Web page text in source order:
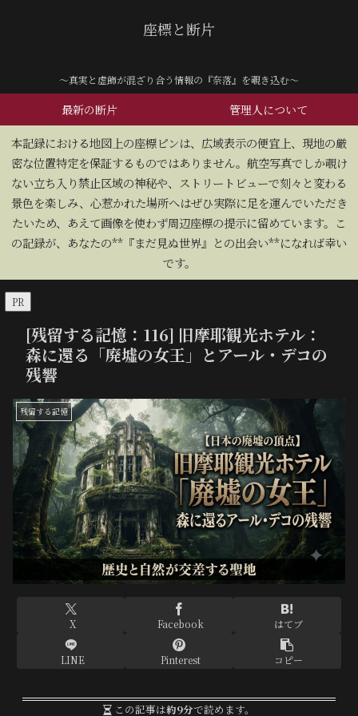
座標と断片
～真実と虚飾が混ざり合う情報の『奈落』を覗き込む～
最新の断片 管理人について
​本記録における地図上の座標ピンは、広域表示の便宜上、現地の厳
密な位置特定を保証するものではありません。航空写真でしか覗け
ない立ち入り禁止区域の神秘や、ストリートビューで刻々と変わる
景色を楽しみ、心惹かれた場所へはぜひ実際に足を運んでいただき
たいため、あえて画像を使わず周辺座標の提示に留めています。こ
の記録が、あなたの**『まだ見ぬ世界』との出会い**になれば幸い
です。
PR
[残留する記憶：116] 旧摩耶観光ホテル：
森に還る「廃墟の女王」とアール・デコの
残響
残留する記憶
X Facebook はてブ
LINE Pinterest コピー
この記事は約9分で読めます。